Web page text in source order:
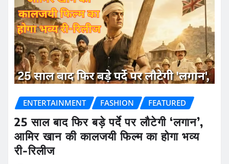
ENTERTAINMENT FASHION FEATURED
25 साल बाद फिर बड़े पर्दे पर लौटेगी ‘लगान’,
आमिर खान की कालजयी फिल्म का होगा भव्य
री-रिलीज